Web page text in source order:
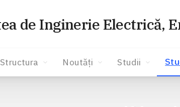
de Inginerie Electrică,
Structura Noutăți Studii